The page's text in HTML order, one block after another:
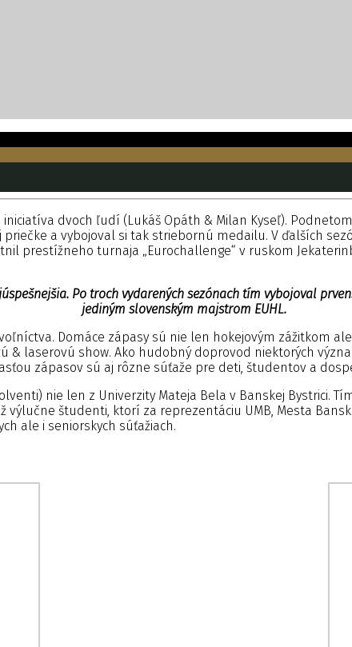
iniciatíva dvoch ľudí (Lukáš Opáth & Milan Kyseľ).
a vybojoval si tak striebornú medailu. V ďalších
prestížneho turnaja „Eurochallenge“ v ruskom
Po troch vydarených sezónach tím vybojoval
jediným slovenským majstrom EUHL.
Domáce zápasy sú nie len hokejovým zážitkom
& laserovú show. Ako hudobný doprovod niektorých
zápasov sú aj rôzne súťaže pre deti, študentov a
nie len z Univerzity Mateja Bela v Banskej Bystrici.
výlučne študenti, ktorí za reprezentáciu UMB, Mesta
ale i seniorskych súťažiach.